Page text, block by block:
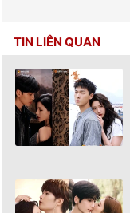
TIN LIÊN QUAN